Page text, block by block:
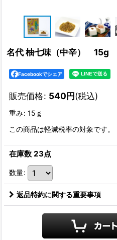
名代 柚七味（中辛） 15g
Facebookでシェア
販売価格: 540円(税込)
重み: 15ｇ
この商品は軽減税率の対象です。
在庫数 23点
数量:
返品特約に関する重要事項